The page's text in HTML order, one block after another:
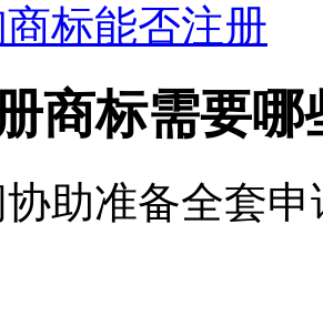
标能否注册
商标需要哪
助准备全套